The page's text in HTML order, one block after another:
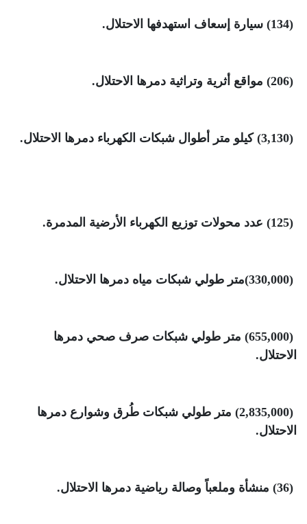
(134) سيارة إسعاف استهدفها الاحتلال.
(206) مواقع أثرية وتراثية دمرها الاحتلال.
(3,130)كيلو متر أطوال شبكات الكهرباء دمرها الاحتلال.
(125) عدد محولات توزيع الكهرباء الأرضية المدمرة.
(330,000)متر طولي شبكات مياه دمرها الاحتلال.
(655,000) متر طولي شبكات صرف صحي دمرها
الاحتلال.
(2,835,000) متر طولي شبكات طُرق وشوارع دمرها
الاحتلال.
(36) منشأة وملعباً وصالة رياضية دمرها الاحتلال.